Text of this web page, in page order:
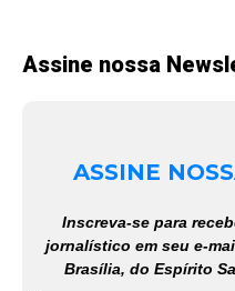
Assine nossa
ASSINE
Inscreva-se para
jornalístico em seu e-
Brasília, do Espírito